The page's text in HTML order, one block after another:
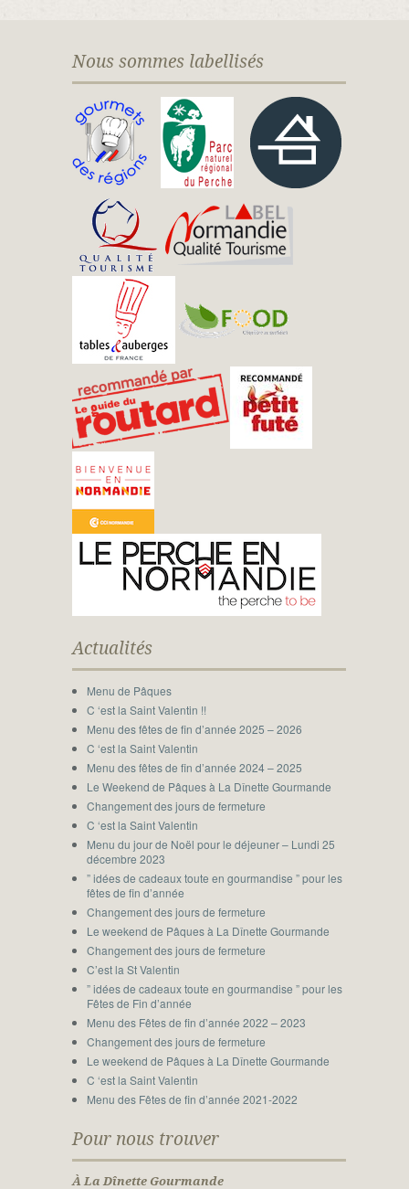
Nous sommes labellisés
Actualités
Menu de Pâques
C ‘est la Saint Valentin !!
Menu des fêtes de fin d’année 2025 – 2026
C ‘est la Saint Valentin
Menu des fêtes de fin d’année 2024 – 2025
Le Weekend de Pâques à La Dînette Gourmande
Changement des jours de fermeture
C ‘est la Saint Valentin
Menu du jour de Noël pour le déjeuner – Lundi 25
décembre 2023
” idées de cadeaux toute en gourmandise ” pour les
fêtes de fin d’année
Changement des jours de fermeture
Le weekend de Pâques à La Dînette Gourmande
Changement des jours de fermeture
C’est la St Valentin
” idées de cadeaux toute en gourmandise ” pour les
Fêtes de Fin d’année
Menu des Fêtes de fin d’année 2022 – 2023
Changement des jours de fermeture
Le weekend de Pâques à La Dînette Gourmande
C ‘est la Saint Valentin
Menu des Fêtes de fin d’année 2021-2022
Pour nous trouver
À La Dînette Gourmande